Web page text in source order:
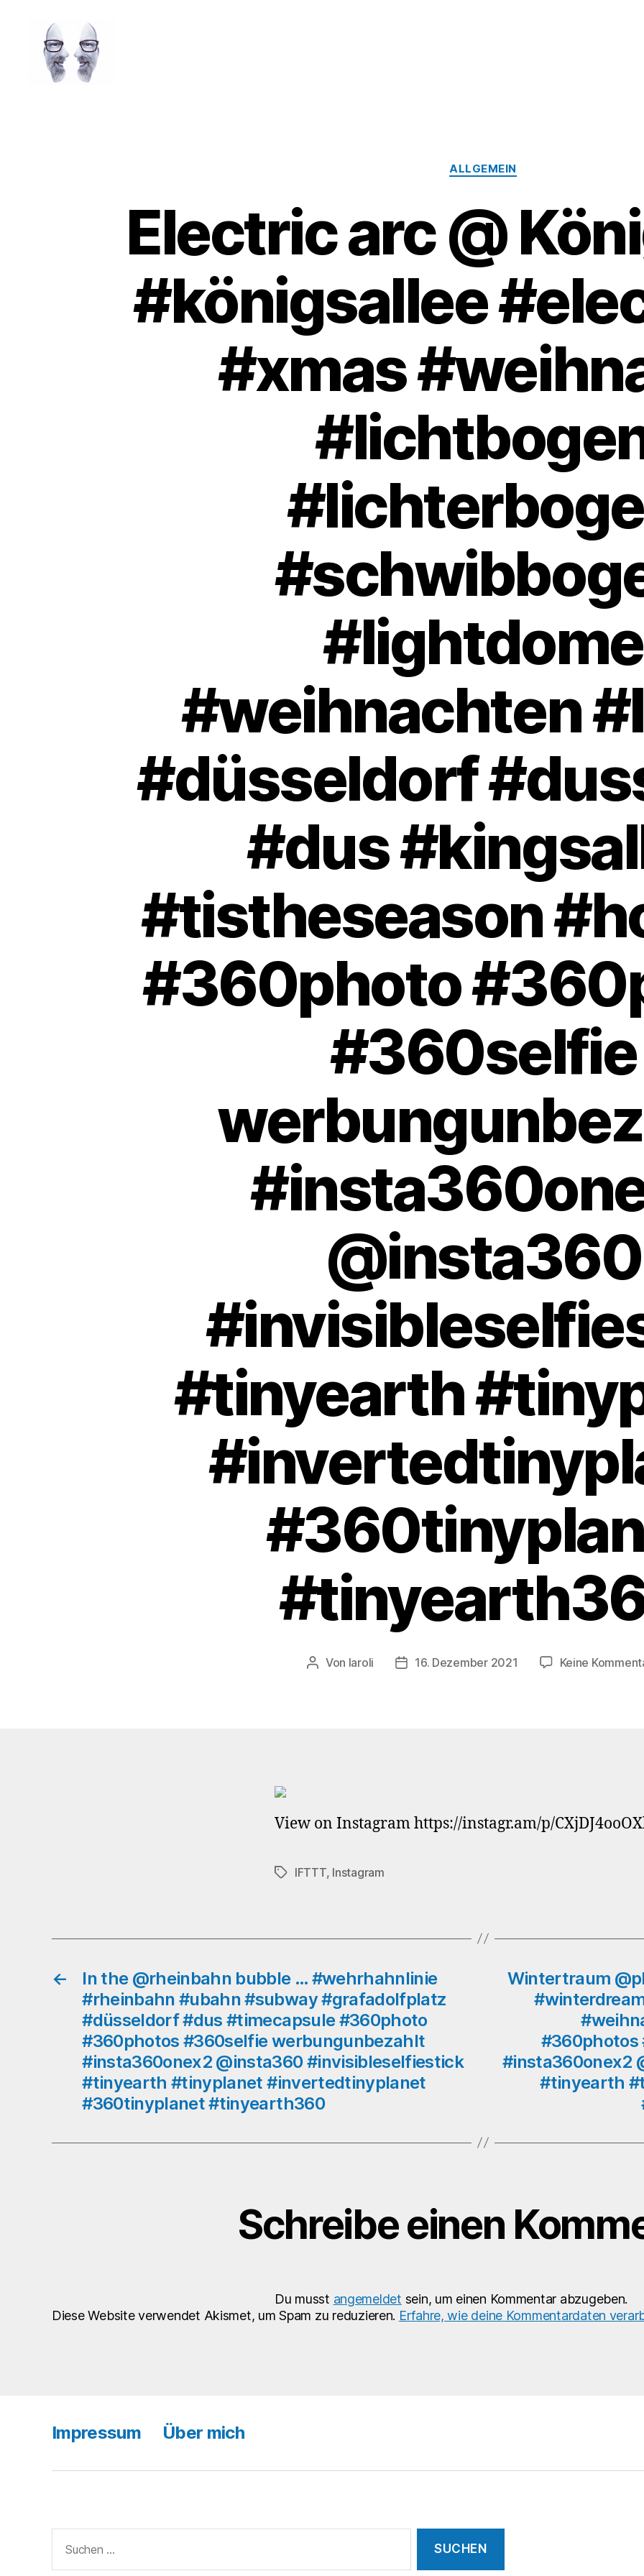
Kategorien
ALLGEMEIN
Electric arc @
#königsallee
#xmas
#lightdome
#weihnachten
#düsseldorf
#dus
#tistheseason
#360photo
#360selfie
@insta360
#tinyearth
Beitragsautor
Von laroli Veröffentlichungsdatum
16. Dezember 2021 Keine
View on Instagram https://instagr.am/p/
Schlagwörter
IFTTT, Instagram
←
In the @rheinbahn bubble … #wehrhahnlinie
#rheinbahn #ubahn #subway #grafadolfplatz
#düsseldorf #dus #timecapsule #360photo
#360photos #360selfie werbungunbezahlt
#insta360onex2 @insta360 #invisibleselfiestick
#tinyearth #tinyplanet #invertedtinyplanet
#360tinyplanet #tinyearth360
Wintertraum
#360photos
#insta360onex2
#tinyearth
Schreibe einen
Du musst angemeldet sein, um einen Kommentar abzugeben.
Diese Website verwendet Akismet, um Spam zu reduzieren. Erfahre, wie deine Kommentardaten
Impressum Über mich
nach: